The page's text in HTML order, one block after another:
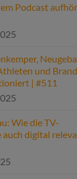
Podcast
und
| #511
Wie die TV-
digital